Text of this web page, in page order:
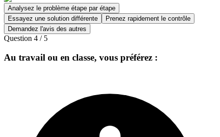
Analysez le problème étape par étape
Essayez une solution différente
Prenez rapidement le contrôle
Demandez l'avis des autres
Question 4 / 5
Au travail ou en classe, vous préférez :